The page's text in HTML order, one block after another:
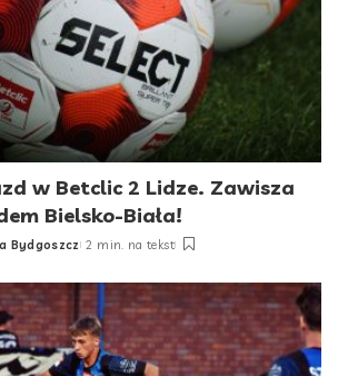
w Betclic 2 Lidze. Zawisza
Bielsko-Biała!
Bydgoszcz 2 min. na tekst